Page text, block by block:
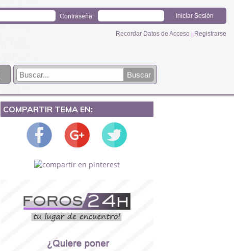
Contraseña:
Recordar Datos de Acceso Registrarse
COMPARTIR TEMA EN: